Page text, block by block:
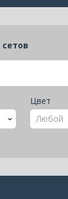
Цвет
Любой